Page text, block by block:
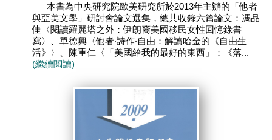
本書為中央研究院歐美研究所於2013年主辦的「他者
與亞美文學」研討會論文選集，總共收錄六篇論文：馮品
佳〈閱讀羅麗塔之外：伊朗裔美國移民女性回憶錄書
寫〉、單德興〈他者‧詩作‧自由：解讀哈金的《自由生
活》〉、陳重仁〈「美國給我的最好的東西」：《落...
(繼續閱讀)